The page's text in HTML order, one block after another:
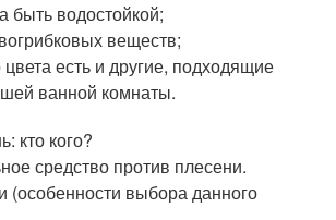
быть водостойкой;
веществ;
есть и другие, подходящие
ванной комнаты.
кто кого?
средство против плесени.
(особенности выбора данного